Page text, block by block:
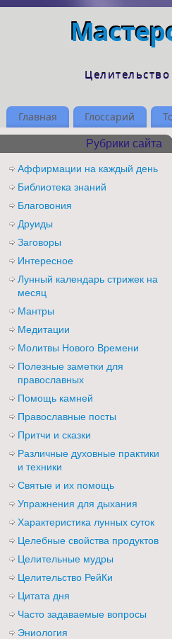
Главная Глоссарий
Рубрики сайта
Аффирмации на каждый день
Библиотека знаний
Благовония
Друиды
Заговоры
Интересное
Лунный календарь стрижек на
месяц
Мантры
Медитации
Молитвы Нового Времени
Полезные заметки для
православных
Помощь камней
Православные посты
Притчи и сказки
Различные духовные практики
и техники
Святые и их помощь
Упражнения для дыхания
Характеристика лунных суток
Целебные свойства продуктов
Целительные мудры
Целительство РейКи
Цитата дня
Часто задаваемые вопросы
Эниология